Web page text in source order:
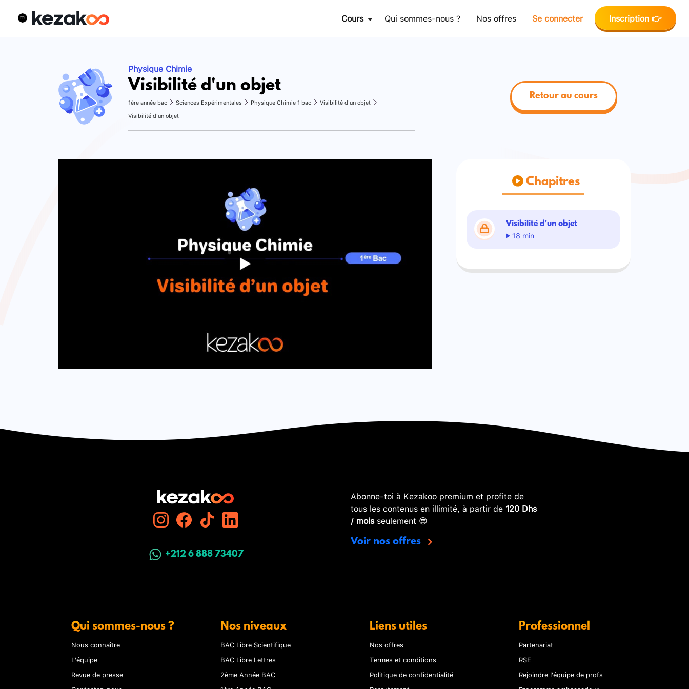
Cours Qui sommes-nous ? Nos offres Se connecter Inscription 👉
Physique Chimie
Visibilité d'un objet
1ère année bac Sciences Expérimentales Physique Chimie 1 bac
Visibilité d'un objet
Visibilité d'un objet
Retour au cours
Chapitres
Visibilité d'un objet
18 min
+212 6 888 73407
Abonne-toi à Kezakoo premium et profite de
tous les contenus en illimité, à partir de 120 Dhs
/ moisseulement 😎
Voir nos offres
Qui sommes-nous ?
Nous connaître
L'équipe
Revue de presse
Nos niveaux
BAC Libre Scientifique
BAC Libre Lettres
2ème Année BAC
Liens utiles
Nos offres
Termes et conditions
Politique de confidentialité
Professionnel
Partenariat
RSE
Rejoindre l'équipe de profs